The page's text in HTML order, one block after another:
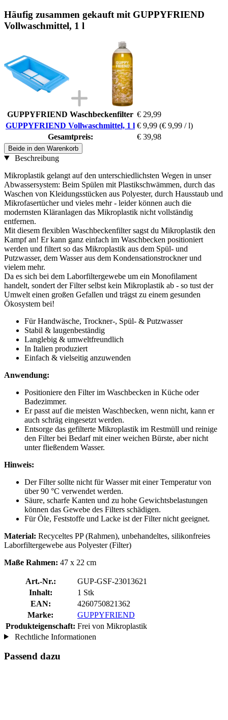
Häufig zusammen gekauft mit GUPPYFRIEND
Vollwaschmittel, 1 l
GUPPYFRIEND Waschbeckenfilter € 29,99
GUPPYFRIEND Vollwaschmittel, 1 l € 9,99 (€ 9,99 / l)
Gesamtpreis:
€ 39,98
Beide in den Warenkorb
Beschreibung
Mikroplastik gelangt auf den unterschiedlichsten Wegen in unser
Abwassersystem: Beim Spülen mit Plastikschwämmen, durch das
Waschen von Kleidungsstücken aus Polyester, durch Hausstaub und
Mikrofasertücher und vieles mehr - leider können auch die
modernsten Kläranlagen das Mikroplastik nicht vollständig
entfernen.
Mit diesem flexiblen Waschbeckenfilter sagst du Mikroplastik den
Kampf an! Er kann ganz einfach im Waschbecken positioniert
werden und filtert so das Mikroplastik aus dem Spül- und
Putzwasser, dem Wasser aus dem Kondensationstrockner und
vielem mehr.
Da es sich bei dem Laborfiltergewebe um ein Monofilament
handelt, sondert der Filter selbst kein Mikroplastik ab - so tust der
Umwelt einen großen Gefallen und trägst zu einem gesunden
Ökosystem bei!
Für Handwäsche, Trockner-, Spül- & Putzwasser
Stabil & laugenbeständig
Langlebig & umweltfreundlich
In Italien produziert
Einfach & vielseitig anzuwenden
Anwendung:
Positioniere den Filter im Waschbecken in Küche oder
Badezimmer.
Er passt auf die meisten Waschbecken, wenn nicht, kann er
auch schräg eingesetzt werden.
Entsorge das gefilterte Mikroplastik im Restmüll und reinige
den Filter bei Bedarf mit einer weichen Bürste, aber nicht
unter fließendem Wasser.
Hinweis:
Der Filter sollte nicht für Wasser mit einer Temperatur von
über 90 °C verwendet werden.
Säure, scharfe Kanten und zu hohe Gewichtsbelastungen
können das Gewebe des Filters schädigen.
Für Öle, Feststoffe und Lacke ist der Filter nicht geeignet.
Material: Recyceltes PP (Rahmen), unbehandeltes, silikonfreies
Laborfiltergewebe aus Polyester (Filter)
Maße Rahmen: 47 x 22 cm
Art.-Nr.:
GUP-GSF-23013621
Inhalt:
1 Stk
EAN:
4260750821362
Marke:
GUPPYFRIEND
Produkteigenschaft: Frei von Mikroplastik
Rechtliche Informationen
Passend dazu